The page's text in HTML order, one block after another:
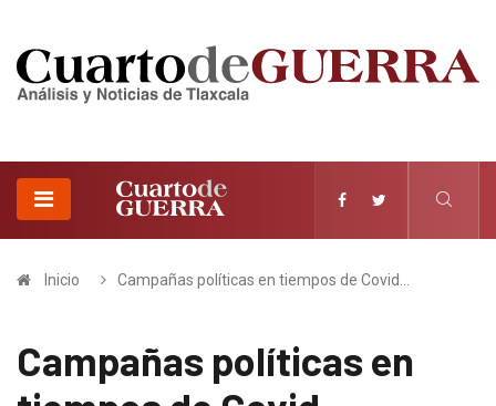
Inicio Campañas políticas en tiempos de Covid…
Campañas políticas en